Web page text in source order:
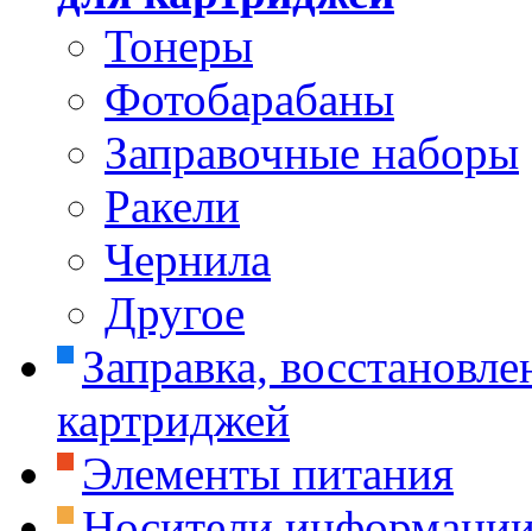
Тонеры
Фотобарабаны
Заправочные наборы
Ракели
Чернила
Другое
Заправка,
картриджей
Элементы питания